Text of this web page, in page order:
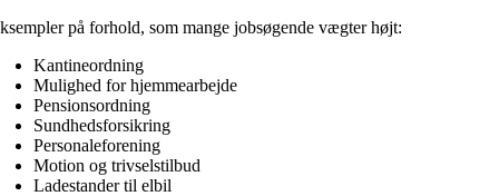
på forhold, som mange jobsøgende vægter højt:
Kantineordning
Mulighed for hjemmearbejde
Pensionsordning
Sundhedsforsikring
Personaleforening
Motion og trivselstilbud
Ladestander til elbil